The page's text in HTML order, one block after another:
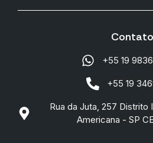
Contato
+55 19
+55 19
Rua da Juta, 257 Distrito
Americana - SP